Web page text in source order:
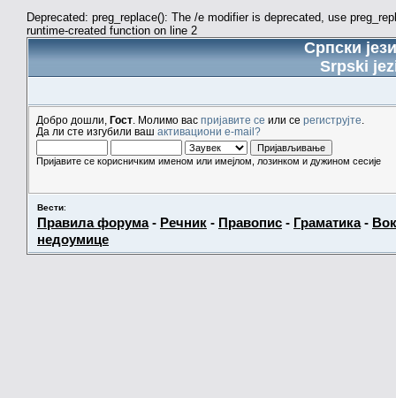
Deprecated: preg_replace(): The /e modifier is deprecated, use
runtime-created function on line 2
Српски
Srpski
Добро дошли, Гост . Молимо вас пријавите се или се региструјте
Да ли сте изгубили ваш активациони e-mail?
Пријавите се корисничким именом или имејлом, лозинком и дужином сесије
Вести:
Правила форума- Речник - Правопис - Граматика-
недоумице